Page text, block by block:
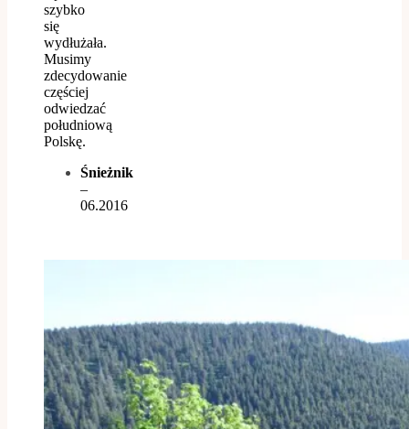
szybko
się
wydłużała.
Musimy
zdecydowanie
częściej
odwiedzać
południową
Polskę.
Śnieżnik
–
06.2016